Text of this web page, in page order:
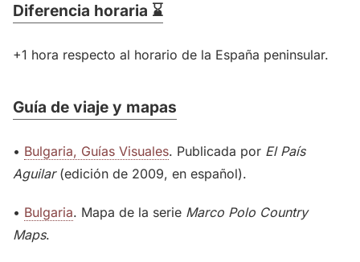
Diferencia horaria ⌛
+1 hora respecto al horario de la España peninsular.
Guía de viaje y mapas
• Bulgaria, Guías Visuales. Publicada por El País
Aguilar(edición de 2009, en español).
• Bulgaria. Mapa de la serie Marco Polo Country
Maps.